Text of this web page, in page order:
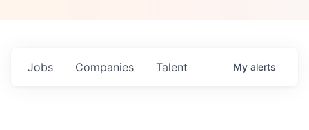
Jobs Companies Talent My alerts